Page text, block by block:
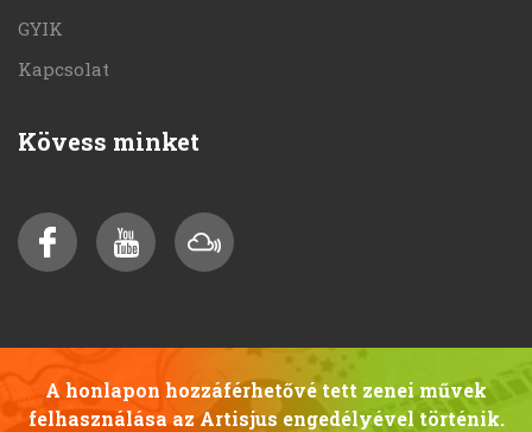
GYIK
Kapcsolat
Kövess minket
A honlapon hozzáférhetővé tett zenei művek
felhasználása az Artisjus engedélyével történik.